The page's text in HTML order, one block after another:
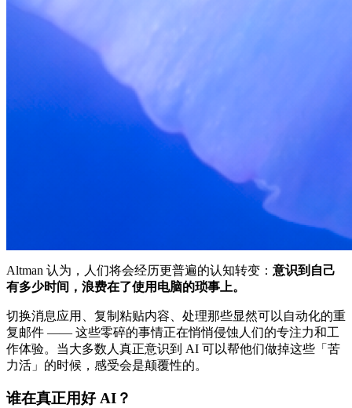
Altman 认为，人们将会经历更普遍的认知转变： 意识到自己
有多少时间，浪费在了使用电脑的琐事上。
切换消息应用、复制粘贴内容、处理那些显然可以自动化的重
复邮件 —— 这些零碎的事情正在悄悄侵蚀人们的专注力和工
作体验。当大多数人真正意识到 AI 可以帮他们做掉这些「苦
力活」的时候，感受会是颠覆性的。
谁在真正用好 AI？